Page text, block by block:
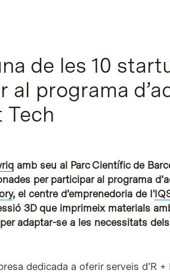
de les 10
al programa
Tech
amb seu al Parc Científic de
per participar al programa
, el centre d’emprenedoria de I'
3D que imprimeix materials
adaptar-se a les necessitats
dedicada a oferir serveis d’R